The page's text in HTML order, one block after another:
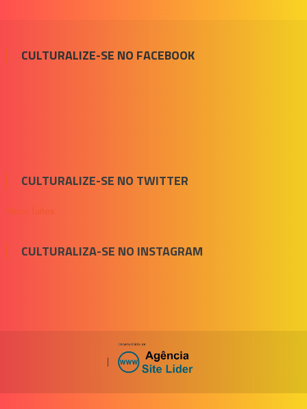
CULTURALIZE-SE NO FACEBOOK
CULTURALIZE-SE NO TWITTER
Meus Tuítes
CULTURALIZA-SE NO INSTAGRAM
|